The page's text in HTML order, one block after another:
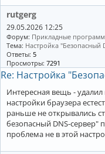
rutgerg
29.05.2026 12:25
Форум: Прикладные
Тема: Настройка "Безопасный
Ответы: 5
Просмотры: 7291
Re: Настройка
Интересная вещь -
настройки браузера
раньше не открывались
безопасный DNS-сервер"
проблема не в этой